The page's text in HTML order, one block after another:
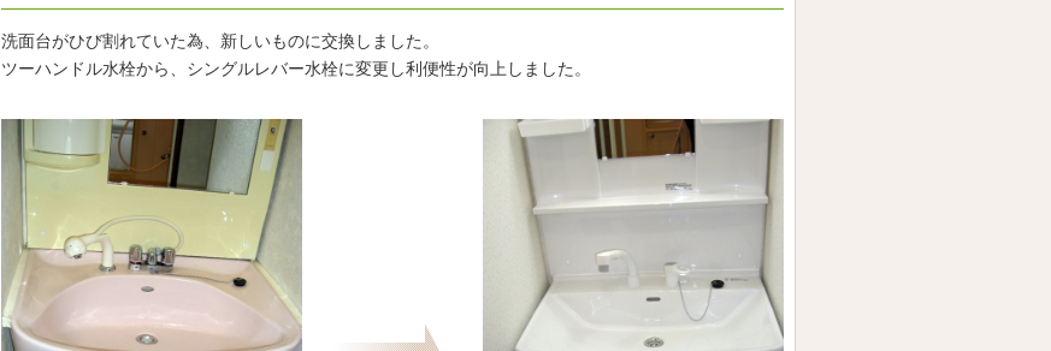
洗面台がひび割れていた為、新しいものに交換しました。
ツーハンドル水栓から、シングルレバー水栓に変更し利便性が向上しました。